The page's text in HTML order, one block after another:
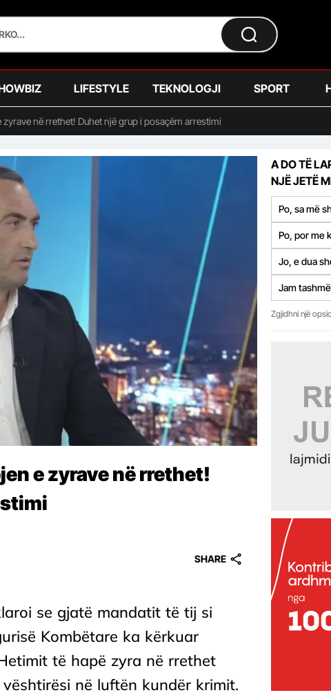
LIFESTYLE TEKNOLOGJI SPORT
zyrave në rrethet! Duhet një grup i posaçëm arrestimi
e zyrave në rrethet!
SHARE
se gjatë mandatit të tij si
Kombëtare ka kërkuar
të hapë zyra në rrethet
në luftën kundër krimit.
A DO TË
NJË JETË
Po, sa më
Po, por me
Jo, e dua
Jam
Zgjidhni një